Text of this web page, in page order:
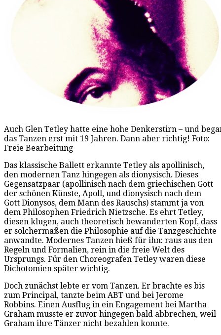
Auch Glen Tetley hatte eine hohe Denkerstirn – und
das Tanzen erst mit 19 Jahren. Dann aber richtig! Foto:
Freie Bearbeitung
Das klassische Ballett erkannte Tetley als apollinisch,
den modernen Tanz hingegen als dionysisch. Dieses
Gegensatzpaar (apollinisch nach dem griechischen Gott
der schönen Künste, Apoll, und dionysisch nach dem
Gott Dionysos, dem Mann des Rauschs) stammt ja von
dem Philosophen Friedrich Nietzsche. Es ehrt Tetley,
diesen klugen, auch theoretisch bewanderten Kopf, dass
er solchermaßen die Philosophie auf die Tanzgeschichte
anwandte. Modernes Tanzen hieß für ihn: raus aus den
Regeln und Formalien, rein in die freie Welt des
Ursprungs. Für den Choreografen Tetley waren diese
Dichotomien später wichtig.
Doch zunächst lebte er vom Tanzen. Er brachte es bis
zum Principal, tanzte beim ABT und bei Jerome
Robbins. Einen Ausflug in ein Engagement bei Martha
Graham musste er zuvor hingegen bald abbrechen, weil
Graham ihre Tänzer nicht bezahlen konnte.